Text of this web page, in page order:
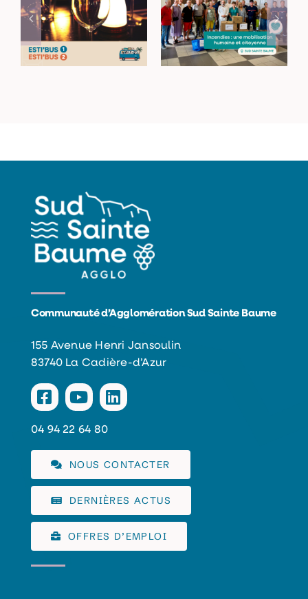
Rejoignez vos lieux
de sortie avec les
navettes Esti’Bus
Incendies dans le
Haut-Var : une
mobilisation
humaine et
citoyenne
Communauté d’Agglomération Sud Sainte Baume
155 Avenue Henri Jansoulin
83740 La Cadière-d’Azur
04 94 22 64 80
NOUS CONTACTER
DERNIÈRES ACTUS
OFFRES D’EMPLOI